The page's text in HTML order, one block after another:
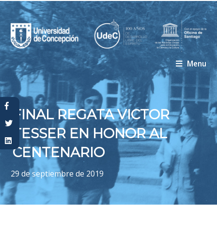
Menu
Usted está aquí
FINAL REGATA VICTOR
TESSER EN HONOR AL
CENTENARIO
29 de septiembre de 2019